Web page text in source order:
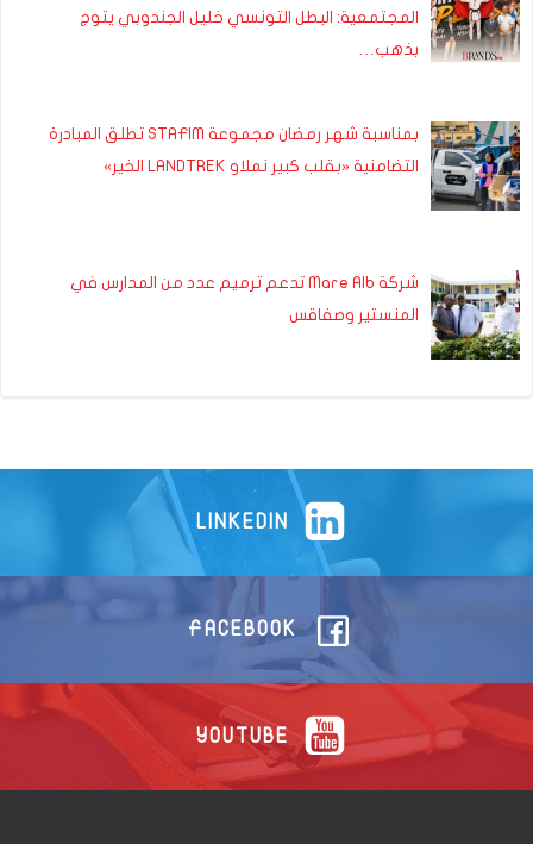
المجتمعية: البطل التونسي خليل الجندوبي يتوج
بذهب…
بمناسبة شهر رمضان مجموعة STAFIM تطلق المبادرة
التضامنية «بقلب كبير نملاو LANDTREK الخير»
شركة Mare Alb تدعم ترميم عدد من المدارس في
المنستير وصفاقس
LINKEDIN
FACEBOOK
YOUTUBE